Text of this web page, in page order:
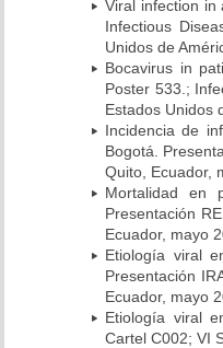
Viral infection in
Infectious
Unidos de
Bocavirus in
Poster 533.;
Estados Unidos
Incidencia de
Bogotá.
Quito, Ecuador,
Mortalidad en
Presentación
Ecuador, mayo
Etiología viral
Presentación
Ecuador, mayo
Etiología viral
Cartel C002; VI